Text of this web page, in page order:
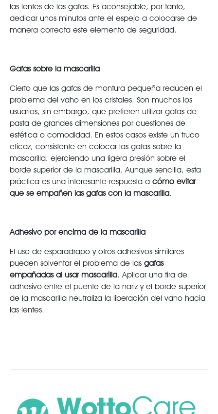
las lentes de las gafas. Es aconsejable, por tanto,
dedicar unos minutos ante el espejo a colocarse de
manera correcta este elemento de seguridad.
Gafas sobre la mascarilla
Cierto que las gafas de montura pequeña reducen el
problema del vaho en los cristales. Son muchos los
usuarios, sin embargo, que prefieren utilizar gafas de
pasta de grandes dimensiones por cuestiones de
estética o comodidad. En estos casos existe un truco
eficaz, consistente en colocar las gafas sobre la
mascarilla, ejerciendo una ligera presión sobre el
borde superior de la mascarilla. Aunque sencilla, esta
práctica es una interesante respuesta a cómo evitar
que se empañen las gafas con la mascarilla.
Adhesivo por encima de la mascarilla
El uso de esparadrapo y otros adhesivos similares
pueden solventar el problema de las gafas
empañadas al usar mascarilla. Aplicar una tira de
adhesivo entre el puente de la nariz y el borde superior
de la mascarilla neutraliza la liberación del vaho hacia
las lentes.